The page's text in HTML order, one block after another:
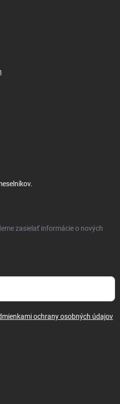
zasielať informácie o nových
ochrany osobných údajov